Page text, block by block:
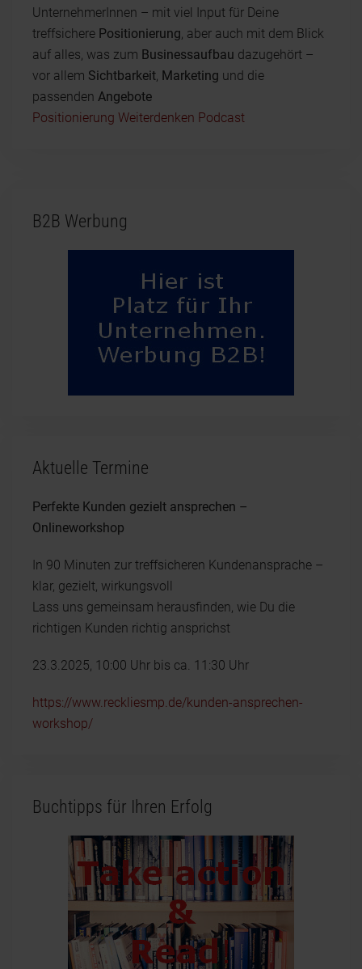
UnternehmerInnen – mit viel Input für Deine
treffsichere Positionierung , aber auch mit dem Blick
auf alles, was zum Businessaufbau dazugehört –
vor allem Sichtbarkeit Marketing und die
passenden Angebote
Positionierung Weiterdenken Podcast
B2B Werbung
Aktuelle Termine
Perfekte Kunden gezielt ansprechen –
Onlineworkshop
In 90 Minuten zur treffsicheren Kundenansprache –
klar, gezielt, wirkungsvoll
Lass uns gemeinsam herausfinden, wie Du die
richtigen Kunden richtig ansprichst
23.3.2025, 10:00 Uhr bis ca. 11:30 Uhr
https://www.reckliesmp.de/kunden-ansprechen-
workshop/
Buchtipps für Ihren Erfolg